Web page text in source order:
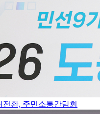
환, 주민소통간담회